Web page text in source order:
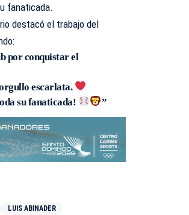
fanaticada.
destacó el trabajo del
por conquistar el
escarlata.
su fanaticada!
”
LUIS ABINADER